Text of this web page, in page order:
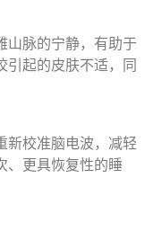
山脉的宁静，有助于
引起的皮肤不适，同
新校准脑电波，减轻
、更具恢复性的睡